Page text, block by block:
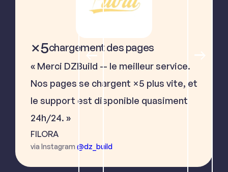
×5chargement des pages
« Merci DZBuild — le meilleur service.
Nos pages se chargent ×5 plus vite, et
le support est disponible quasiment
24h/24. »
FILORA
via Instagram @dz_build